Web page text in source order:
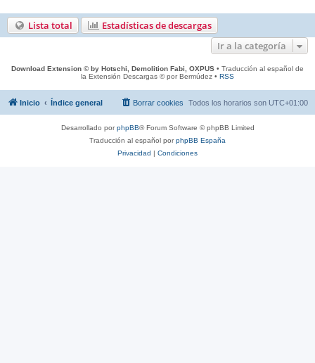
Lista total
Estadísticas de descargas
Ir a la categoría
Download Extension © by Hotschi, Demolition Fabi, OXPUS • Traducción al español de
la Extensión Descargas © por Bermúdez • RSS
Inicio Índice general Todos los horarios son UTC+01:00
Borrar cookies
Desarrollado porphpBB® Forum Software © phpBB Limited
Traducción al español porphpBB España
Privacidad | Condiciones